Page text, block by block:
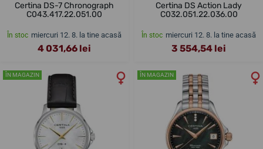
Certina DS-7 Chronograph
C043.417.22.051.00
În stoc miercuri 12. 8. la tine acasă
4 031,66 lei
Certina DS Action Lady
C032.051.22.036.00
În stoc miercuri 12. 8. la tine acasă
3 554,54 lei
ÎN MAGAZIN ÎN MAGAZIN